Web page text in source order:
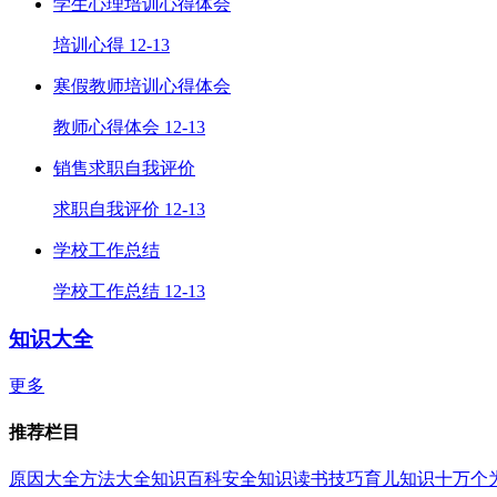
学生心理培训心得体会
培训心得 12-13
寒假教师培训心得体会
教师心得体会 12-13
销售求职自我评价
求职自我评价 12-13
学校工作总结
学校工作总结 12-13
知识大全
更多
推荐栏目
原因大全方法大全知识百科安全知识读书技巧育儿知识十万个